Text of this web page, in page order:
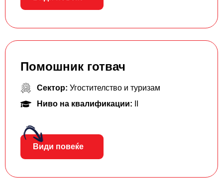
Помошник готвач
Сектор: Угостителство и туризам
Ниво на квалификации:
Види повеќе